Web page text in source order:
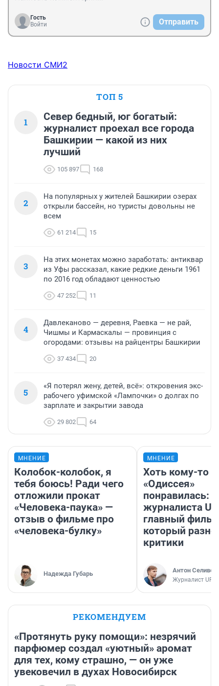
Гость
Войти
Отправить
Новости СМИ2
ТОП 5
1
Север бедный, юг богатый:
журналист проехал все города
Башкирии — какой из них
лучший
105 897 168
2
На популярных у жителей Башкирии озерах
открыли бассейн, но туристы довольны не
всем
61 214 15
3
На этих монетах можно заработать: антиквар
из Уфы рассказал, какие редкие деньги 1961
по 2016 год обладают ценностью
47 252 11
4
Давлеканово — деревня, Раевка — не рай,
Чишмы и Кармаскалы — провинция с
огородами: отзывы на райцентры Башкирии
37 434 20
5
«Я потерял жену, детей, всё»: откровения экс-
рабочего уфимской «Лампочки» о долгах по
зарплате и закрытии завода
29 802 64
МНЕНИЕ
Колобок-колобок, я
тебя боюсь! Ради чего
отложили прокат
«Человека-паука» —
отзыв о фильме про
«человека-булку»
Надежда Губарь
МНЕНИЕ
Хоть кому-то
«Одиссея»
понравилась:
журналиста
главный
который
критики
Антон
Журналист
РЕКОМЕНДУЕМ
«Протянуть руку помощи»: незрячий
парфюмер создал «уютный» аромат
для тех, кому страшно, — он уже
увековечил в духах Новосибирск